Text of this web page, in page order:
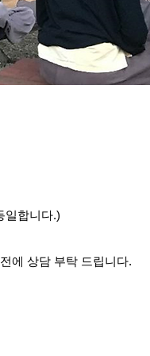
일합니다.)
에 상담 부탁 드립니다.